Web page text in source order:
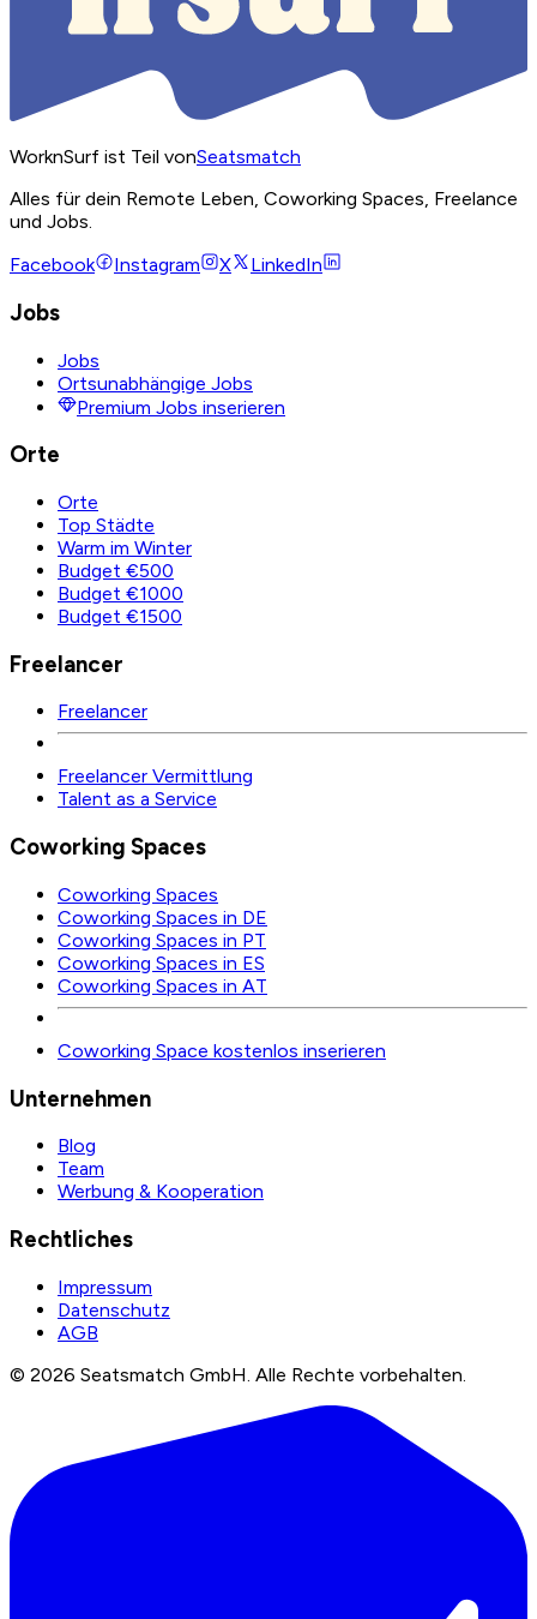
WorknSurf ist Teil vonSeatsmatch
Alles für dein Remote Leben, Coworking Spaces, Freelance
und Jobs.
Facebook
Instagram X LinkedIn
Jobs
Jobs
Ortsunabhängige Jobs
Premium Jobs inserieren
Orte
Orte
Top Städte
Warm im Winter
Budget €500
Budget €1000
Budget €1500
Freelancer
Freelancer
Freelancer Vermittlung
Talent as a Service
Coworking Spaces
Coworking Spaces
Coworking Spaces in DE
Coworking Spaces in PT
Coworking Spaces in ES
Coworking Spaces in AT
Coworking Space kostenlos inserieren
Unternehmen
Blog
Team
Werbung & Kooperation
Rechtliches
Impressum
Datenschutz
AGB
© 2026 Seatsmatch GmbH. Alle Rechte vorbehalten.